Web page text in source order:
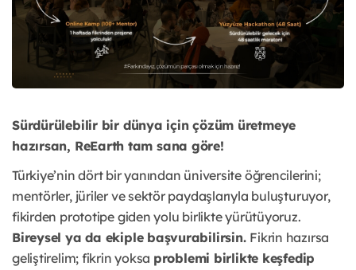
Sürdürülebilir bir dünya için çözüm üretmeye
hazırsan, ReEarth tam sana göre!
Türkiye’nin dört bir yanından üniversite öğrencilerini;
mentörler, jüriler ve sektör paydaşlarıyla buluşturuyor,
fikirden prototipe giden yolu birlikte yürütüyoruz.
Bireysel ya da ekiple başvurabilirsin. Fikrin hazırsa
geliştirelim; fikrin yoksa problemi birlikte keşfedip